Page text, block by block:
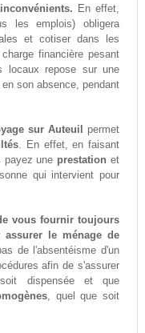
En effet,
les emplois) obligera
et cotiser dans les
financière pesant
locaux repose sur une
son absence, pendant
sur Auteuil
permet
. En effet, en faisant
payez une prestation et
qui intervient pour
vous fournir toujours
le ménage de
de l'absentéisme d'un
afin de s'assurer
dispensée et que
, quel que soit